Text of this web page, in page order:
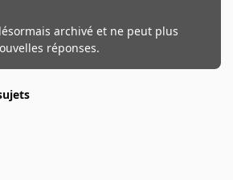
archivé et ne peut plus
réponses.